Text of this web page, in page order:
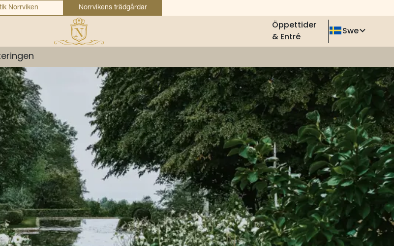
Norrviken Norrvikens trädgårdar
Öppettider
& Entré
Swe